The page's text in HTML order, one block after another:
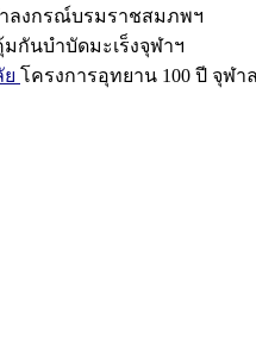
ลงกรณ์บรมราชสมภพฯ
กันบำบัดมะเร็งจุฬาฯ
โครงการอุทยาน 100 ปี จุฬ